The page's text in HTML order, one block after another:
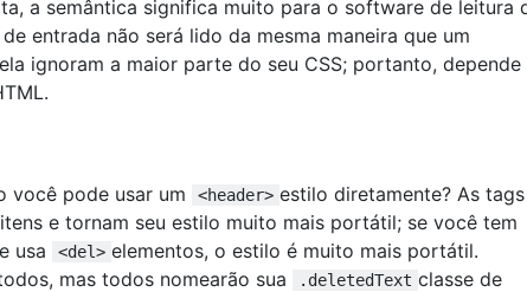
a semântica significa muito para o software de leitura
entrada não será lido da mesma maneira que um
ignoram a maior parte do seu CSS; portanto, depende
você pode usar um <header> estilo diretamente? As tags
e tornam seu estilo muito mais portátil; se você tem
usa
<del> elementos, o estilo é muito mais portátil.
mas todos nomearão sua .deletedText classe de